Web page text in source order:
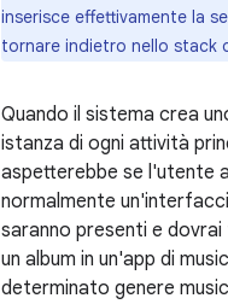
inserisce effettivamente la
tornare indietro nello stack
Quando il sistema crea
istanza di ogni attività
aspetterebbe se l'utente
normalmente
saranno presenti e
un album in un'app di
determinato genere